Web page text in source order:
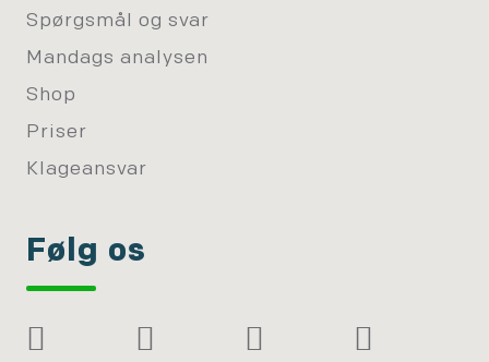
Spørgsmål og svar
Mandags analysen
Shop
Priser
Klageansvar
Følg os